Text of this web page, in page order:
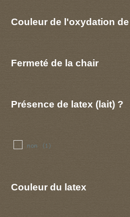
Couleur de l'oxydation
Fermeté de la chair
Présence de latex (lait) ?
non (1)
Couleur du latex